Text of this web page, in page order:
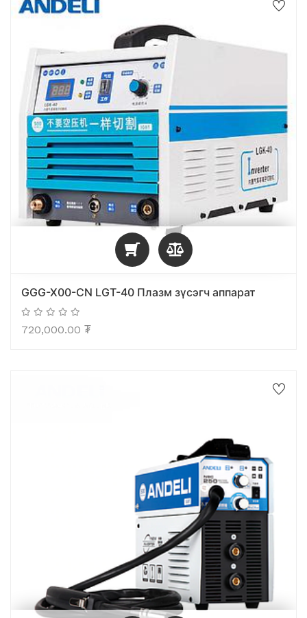
GGG-X00-CN LGT-40 Плазм зүсэгч аппарат
720,000.00 ₮